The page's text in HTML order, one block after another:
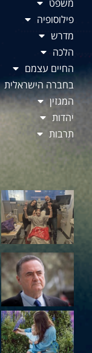
משפט
פילוסופיה
מדרש
הלכה
החיים עצמם
בחברה הישראלית
המגזין
יהדות
תרבות